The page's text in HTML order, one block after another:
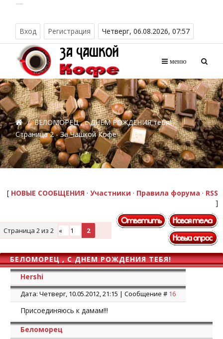
Вход Регистрация Четверг, 06.08.2026, 07:57
меню
/ БЕЛОМОРЕЦ , с ДНЕМ РОЖДЕНИЯ тебя! -
Страница 2 - За Чашкой Кофе
[ НОВЫЕ СООБЩЕНИЯ · Участники · Правила форума · RSS
]
Страница 2из 2 « 1 2
БЕЛОМОРЕЦ , С ДНЕМ РОЖДЕНИЯ ТЕБЯ!
Hershi
Дата: Четверг, 10.05.2012, 21:15 | Сообщение # 16
Присоединяюсь к дамам!!!
Беломорец